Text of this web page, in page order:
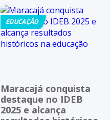
EDUCAÇÃO
Maracajá conquista
destaque no IDEB
2025 e alcança